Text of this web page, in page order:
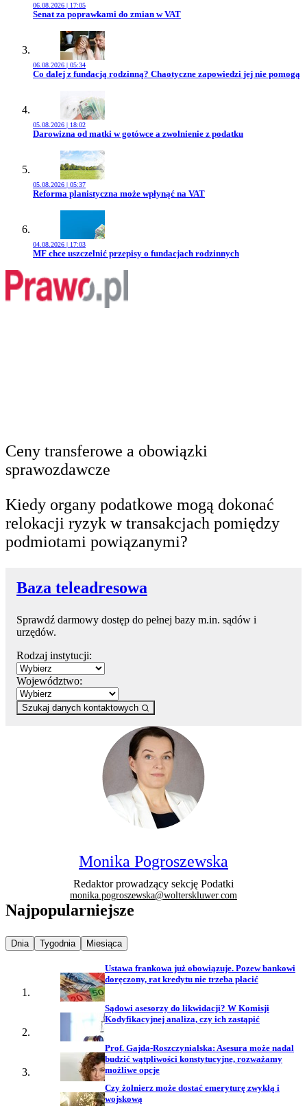
06.08.2026 | 17:05
Przejdź do artykułu:
Senat za poprawkami do zmian w VAT
06.08.2026 | 05:34
Przejdź do artykułu:
Co dalej z fundacją rodzinną? Chaotyczne zapowiedzi jej nie pomogą
05.08.2026 | 18:02
Przejdź do artykułu:
Darowizna od matki w gotówce a zwolnienie z podatku
05.08.2026 | 05:37
Przejdź do artykułu:
Reforma planistyczna może wpłynąć na VAT
04.08.2026 | 17:03
Przejdź do artykułu:
MF chce uszczelnić przepisy o fundacjach rodzinnych
Ceny transferowe a obowiązki
sprawozdawcze
Kiedy organy podatkowe mogą dokonać
relokacji ryzyk w transakcjach pomiędzy
podmiotami powiązanymi?
Baza teleadresowa
Sprawdź darmowy dostęp do pełnej bazy m.in. sądów i
urzędów.
Rodzaj instytucji:
Województwo:
Szukaj danych kontaktowych
Monika Pogroszewska
Redaktor prowadzący sekcję Podatki
monika.pogroszewska@wolterskluwer.com
Najpopularniejsze
Najpopularniejsze wiadomości z
Dnia Najpopularniejsze wiadomości z
Tygodnia Najpopularniejsze wiadomości z
Miesiąca
Ustawa frankowa już obowiązuje. Pozew bankowi
doręczony, rat kredytu nie trzeba płacić
Sądowi asesorzy do likwidacji? W Komisji
Kodyfikacyjnej analiza, czy ich zastąpić
Prof. Gajda-Roszczynialska: Asesura może nadal
budzić wątpliwości konstytucyjne, rozważamy
możliwe opcje
Czy żołnierz może dostać emeryturę zwykłą i
wojskową